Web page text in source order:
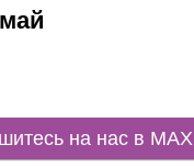
на нас в MAX